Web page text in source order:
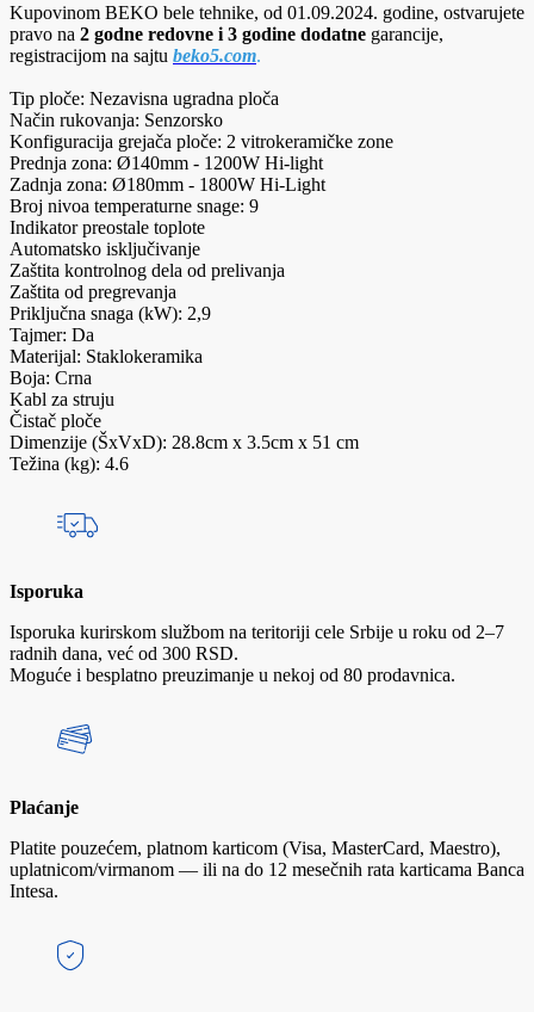
Kupovinom BEKO bele tehnike, od 01.09.2024. godine, ostvarujete
pravo na 2 godne redovne i 3 godine dodatne garancije,
registracijom na sajtu beko5.com.
Tip ploče: Nezavisna ugradna ploča
Način rukovanja: Senzorsko
Konfiguracija grejača ploče: 2 vitrokeramičke zone
Prednja zona: Ø140mm - 1200W Hi-light
Zadnja zona: Ø180mm - 1800W Hi-Light
Broj nivoa temperaturne snage: 9
Indikator preostale toplote
Automatsko isključivanje
Zaštita kontrolnog dela od prelivanja
Zaštita od pregrevanja
Priključna snaga (kW): 2,9
Tajmer: Da
Materijal: Staklokeramika
Boja: Crna
Kabl za struju
Čistač ploče
Dimenzije (ŠxVxD): 28.8cm x 3.5cm x 51 cm
Težina (kg): 4.6
Isporuka
Isporuka kurirskom službom na teritoriji cele Srbije u roku od 2–7
radnih dana, već od 300 RSD.
Moguće i besplatno preuzimanje u nekoj od 80 prodavnica.
Plaćanje
Platite pouzećem, platnom karticom (Visa, MasterCard, Maestro),
uplatnicom/virmanom — ili na do 12 mesečnih rata karticama Banca
Intesa.